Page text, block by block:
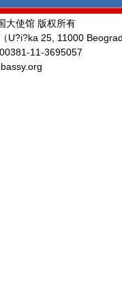
大使馆 版权所有
U?i?ka 25, 11000
00381-11-3695057